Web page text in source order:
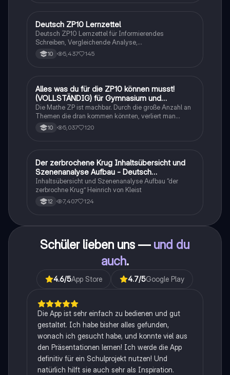
Deutsch
Deutsch ZP10 Lernzettel
Deutsch ZP10 Lernzettel für Informierendes
Schreiben, Vergleichende Analyse,
Sachtexte/Roman/Gedicht..
10 5,437 145
Mathe
Alles was du für die ZP10 können musst!
(VOLLSTÄNDIG) für Gymnasium und
Realschule
Die Mathe ZP ist machbar. Durch die große Anzahl an
Themen die dran kommen könnten, verliert man
schnell den Überblick. Also habe ich von den kleinsten
Themen bis hin zu den größten alles
10 5,037 120
Deutsch
Der zerbrochene Krug Inhaltsübersicht und
Szenenanalyse Aufbau - Deutsch
Q1/Q2/Abitur
Inhaltsübersicht und Szenenanalyse Aufbau “der
zerbrochne Krug” Heinrich von Kleist
12 7,407 124
Schüler lieben uns — und du
auch.
4.6/5App Store 4.7/5Google Play
Die App ist sehr einfach zu bedienen und gut
gestaltet. Ich habe bisher alles gefunden,
wonach ich gesucht habe, und konnte viel aus
den Präsentationen lernen! Ich werde die App
definitiv für ein Schulprojekt nutzen! Und
natürlich hilft sie auch sehr als Inspiration.